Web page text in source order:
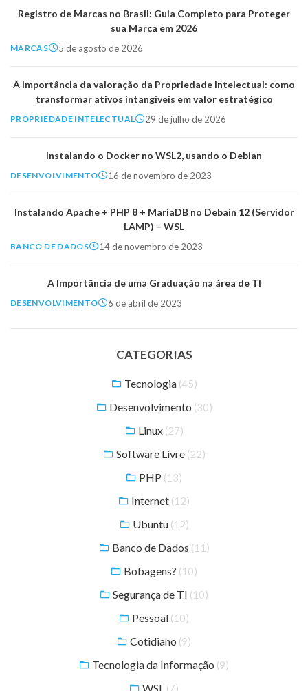
Registro de Marcas no Brasil: Guia Completo para Proteger
sua Marca em 2026
MARCAS 5 de agosto de 2026
A importância da valoração da Propriedade Intelectual: como
transformar ativos intangíveis em valor estratégico
PROPRIEDADE INTELECTUAL 29 de julho de 2026
Instalando o Docker no WSL2, usando o Debian
DESENVOLVIMENTO 16 de novembro de 2023
Instalando Apache + PHP 8 + MariaDB no Debain 12 (Servidor
LAMP) – WSL
BANCO DE DADOS 14 de novembro de 2023
A Importância de uma Graduação na área de TI
DESENVOLVIMENTO 6 de abril de 2023
CATEGORIAS
Tecnologia (45)
Desenvolvimento (30)
Linux (27)
Software Livre (22)
PHP (13)
Internet (12)
Ubuntu (12)
Banco de Dados (11)
Bobagens? (10)
Segurança de TI (10)
Pessoal (10)
Cotidiano (9)
Tecnologia da Informação (9)
WSL (7)